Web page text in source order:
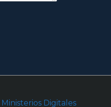
Ministerios Digitales